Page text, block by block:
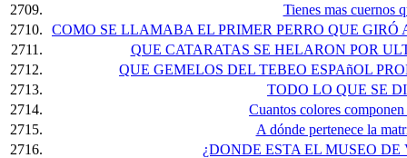
2709.
Tienes mas cuernos
2710.
COMO SE LLAMABA EL PRIMER PERRO QUE
2711.
QUE CATARATAS SE HELARON POR
2712.
QUE GEMELOS DEL TEBEO ESPAñOL
2713.
TODO LO QUE SE
2714.
Cuantos colores
2715.
A dónde pertenece la
2716.
¿DONDE ESTA EL MUSEO